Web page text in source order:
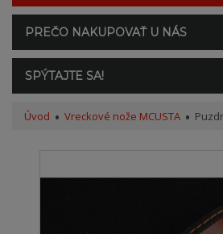
PREČO NAKUPOVAŤ U NÁS
SPÝTAJTE SA!
Úvod Vreckové nože MCUSTA